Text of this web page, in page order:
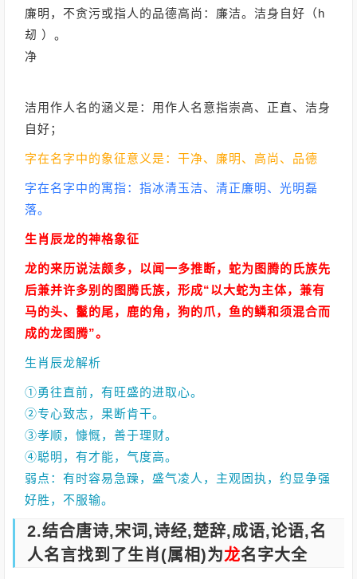
廉明，不贪污或指人的品德高尚：廉洁。洁身自好（h
刼 ）。
净
洁用作人名的涵义是：用作人名意指崇高、正直、洁身
自好；
字在名字中的象征意义是：干净、廉明、高尚、品德
字在名字中的寓指：指冰清玉洁、清正廉明、光明磊
落。
生肖辰龙的神格象征
龙的来历说法颇多，以闻一多推断，蛇为图腾的氏族先
后兼并许多别的图腾氏族，形成“以大蛇为主体，兼有
马的头、鬣的尾，鹿的角，狗的爪，鱼的鳞和须混合而
成的龙图腾”。
生肖辰龙解析
①勇往直前，有旺盛的进取心。
②专心致志，果断肯干。
③孝顺，慷慨，善于理财。
④聪明，有才能，气度高。
弱点：有时容易急躁，盛气凌人，主观固执，约显争强
好胜，不服输。
2.结合唐诗,宋词,诗经,楚辞,成语,论语,名
人名言找到了生肖(属相)为龙名字大全